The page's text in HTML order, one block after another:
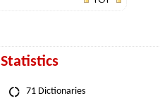
Statistics
71 Dictionaries